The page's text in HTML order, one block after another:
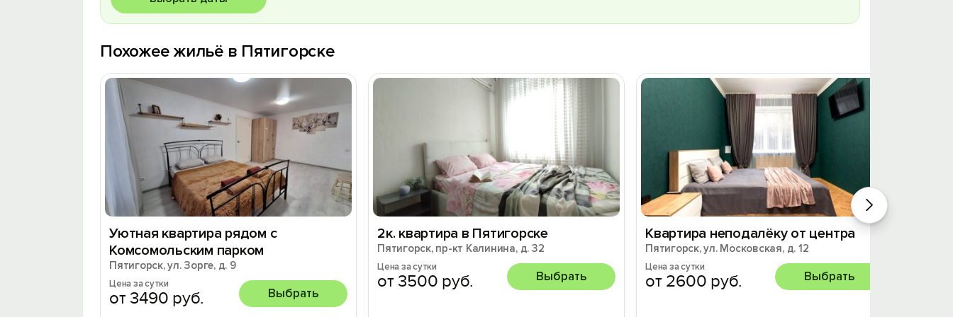
Похожее жильё в Пятигорске
Уютная квартира рядом с
Комсомольским парком
Пятигорск, ул. Зорге, д. 9
Цена за сутки
от 3490 руб. Выбрать
2к. квартира в Пятигорске
Пятигорск, пр-кт Калинина, д. 32
Цена за сутки
от 3500 руб. Выбрать
Квартира неподалёку от центра
Пятигорск, ул. Московская, д. 12
Цена за сутки
от 2600 руб. Выбрать